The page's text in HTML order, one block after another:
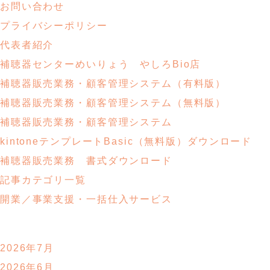
お問い合わせ
プライバシーポリシー
代表者紹介
補聴器センターめいりょう やしろBio店
補聴器販売業務・ 顧客管理システム
（有料版）
補聴器販売業務・ 顧客管理システム
（無料版）
補聴器販売業務・顧客管理システム
kintoneテンプレートBasic （無料版）ダウンロード
補聴器販売業務
書式ダウンロード
記事カテゴリ一覧
開業／事業支援・ 一括仕入サービス
2026年7月
2026年6月